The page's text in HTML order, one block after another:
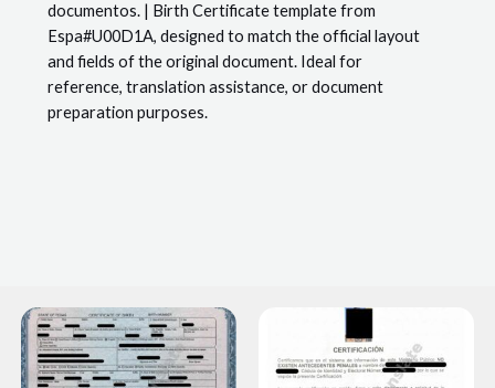
documentos. | Birth Certificate template from
Espa#U00D1A, designed to match the official layout
and fields of the original document. Ideal for
reference, translation assistance, or document
preparation purposes.